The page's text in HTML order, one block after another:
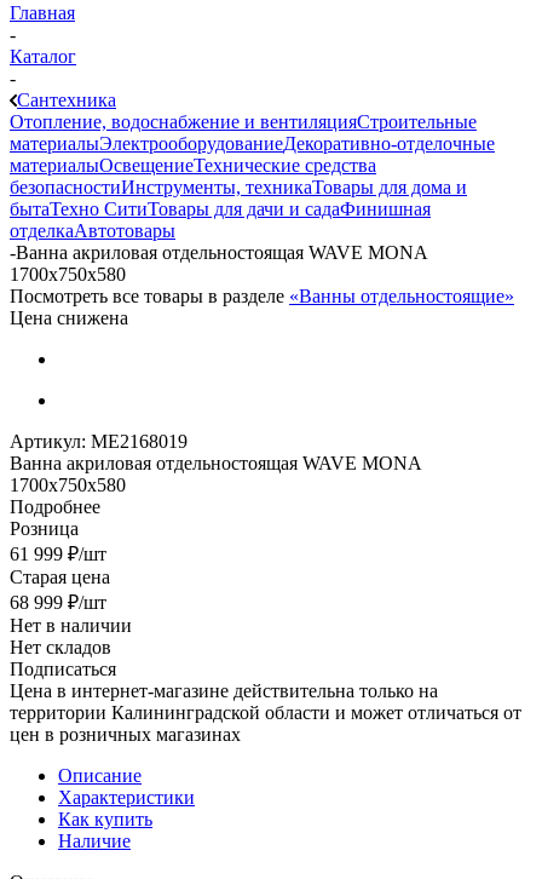
Главная
-
Каталог
-
Сантехника
Отопление, водоснабжение и вентиляцияСтроительные
материалыЭлектрооборудованиеДекоративно-отделочные
материалыОсвещениеТехнические средства
безопасностиИнструменты, техникаТовары для дома и
бытаТехно СитиТовары для дачи и садаФинишная
отделкаАвтотовары
-Ванна акриловая отдельностоящая WAVE MONA
1700x750x580
Посмотреть все товары в разделе «Ванны отдельностоящие»
Цена снижена
Артикул: МЕ2168019
Ванна акриловая отдельностоящая WAVE MONA
1700x750x580
Подробнее
Розница
61 999 ₽/шт
Старая цена
68 999 ₽/шт
Нет в наличии
Нет складов
Подписаться
Цена в интернет-магазине действительна только на
территории Калининградской области и может отличаться от
цен в розничных магазинах
Описание
Характеристики
Как купить
Наличие